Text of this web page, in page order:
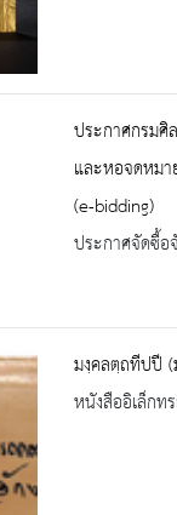
ประกาศกรมศิ
และหอจดหมา
(e-bidding)
ประกาศจัดซื้อ
มงฺคลตฺถทีปปี
หนังสืออิเล็กท